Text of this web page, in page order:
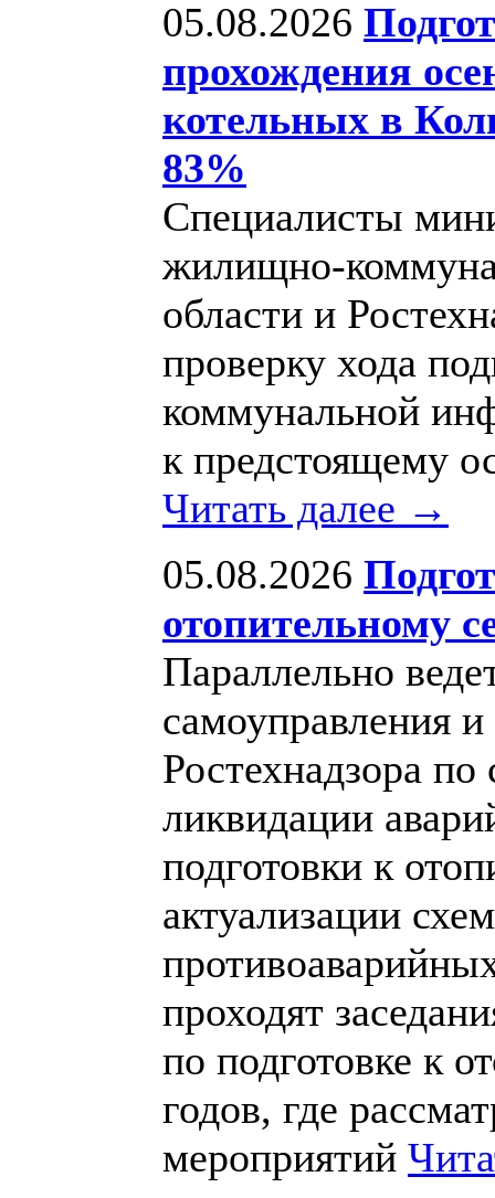
05.08.2026
прохождения
котельных в
83%
Специалисты
жилищно-
области и
проверку хода
коммунальной
к предстоящему
Читать далее →
05.08.2026
отопительному
Параллельно
самоуправления
Ростехнадзора
ликвидации
подготовки к
актуализации
проходят
по подготовке к
годов, где
мероприятий